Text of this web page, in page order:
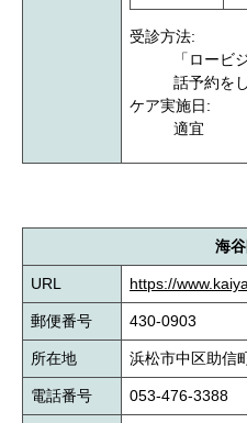
受診方法:
「ロービ
話予約を
ケア実施日:
適宜
海
URL https://
郵便番号 430-0903
所在地 浜松市中区助信
電話番号 053-476-3388